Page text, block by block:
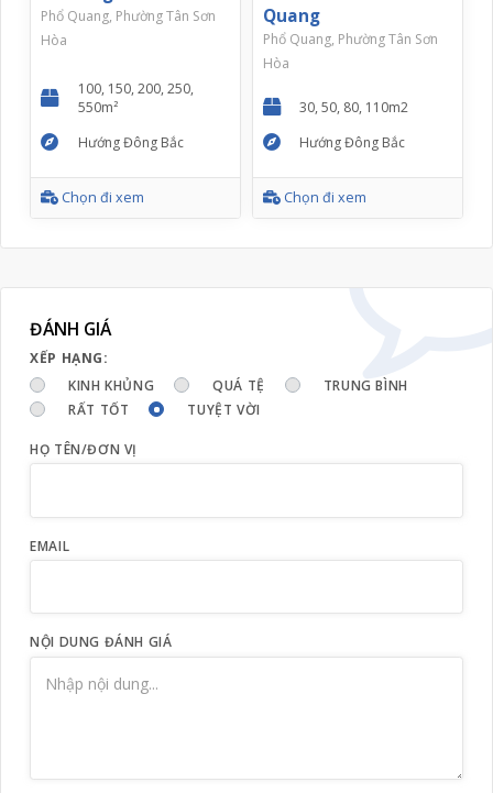
Phổ Quang, Phường Tân Sơn
Hòa
100, 150, 200, 250,
550m²
Hướng Đông Bắc
Chọn đi xem
Quang
Phổ Quang, Phường Tân Sơn
Hòa
30, 50, 80, 110m2
Hướng Đông Bắc
Chọn đi xem
ĐÁNH GIÁ
XẾP HẠNG:
KINH KHỦNG
QUÁ TỆ
TRUNG BÌNH
RẤT TỐT
TUYỆT VỜI
HỌ TÊN/ĐƠN VỊ
EMAIL
NỘI DUNG ĐÁNH GIÁ